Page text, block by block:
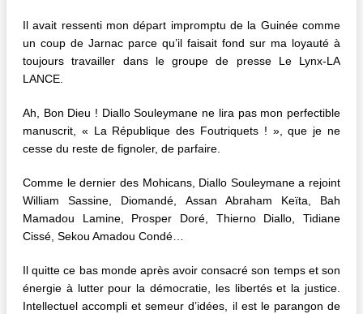
Il avait ressenti mon départ impromptu de la Guinée comme
un coup de Jarnac parce qu’il faisait fond sur ma loyauté à
toujours travailler dans le groupe de presse Le Lynx-LA
LANCE.
Ah, Bon Dieu ! Diallo Souleymane ne lira pas mon perfectible
manuscrit, « La République des Foutriquets ! », que je ne
cesse du reste de fignoler, de parfaire.
Comme le dernier des Mohicans, Diallo Souleymane a rejoint
William Sassine, Diomandé, Assan Abraham Keïta, Bah
Mamadou Lamine, Prosper Doré, Thierno Diallo, Tidiane
Cissé, Sekou Amadou Condé…
Il quitte ce bas monde après avoir consacré son temps et son
énergie à lutter pour la démocratie, les libertés et la justice.
Intellectuel accompli et semeur d’idées, il est le parangon de